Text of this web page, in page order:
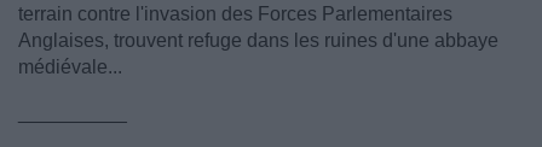
terrain contre l'invasion des Forces Parlementaires
Anglaises, trouvent refuge dans les ruines d'une abbaye
médiévale...